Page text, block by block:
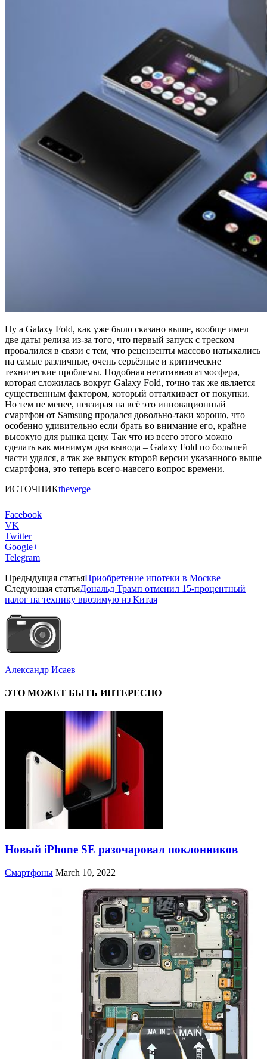
Ну а Galaxy Fold, как уже было сказано выше, вообще имел
две даты релиза из-за того, что первый запуск с треском
провалился в связи с тем, что рецензенты массово натыкались
на самые различные, очень серьёзные и критические
технические проблемы. Подобная негативная атмосфера,
которая сложилась вокруг Galaxy Fold, точно так же является
существенным фактором, который отталкивает от покупки.
Но тем не менее, невзирая на всё это инновационный
смартфон от Samsung продался довольно-таки хорошо, что
особенно удивительно если брать во внимание его, крайне
высокую для рынка цену. Так что из всего этого можно
сделать как минимум два вывода – Galaxy Fold по большей
части удался, а так же выпуск второй версии указанного выше
смартфона, это теперь всего-навсего вопрос времени.
ИСТОЧНИКtheverge
Facebook
VK
Twitter
Google+
Telegram
Предыдущая статьяПриобретение ипотеки в Москве
Следующая статьяДональд Трамп отменил 15-процентный
налог на технику ввозимую из Китая
Александр Исаев
ЭТО МОЖЕТ БЫТЬ ИНТЕРЕСНО
Новый iPhone SE разочаровал поклонников
Смартфоны March 10, 2022